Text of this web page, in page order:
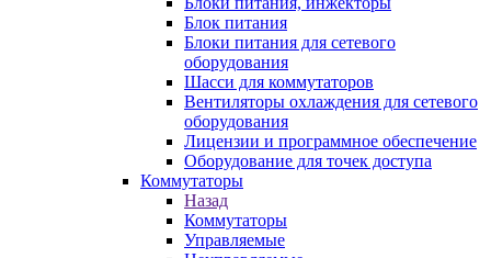
Блок питания
Блоки питания для сетевого
оборудования
Шасси для коммутаторов
Вентиляторы охлаждения для сетевого
оборудования
Лицензии и программное обеспечение
Оборудование для точек доступа
Коммутаторы
Назад
Коммутаторы
Управляемые